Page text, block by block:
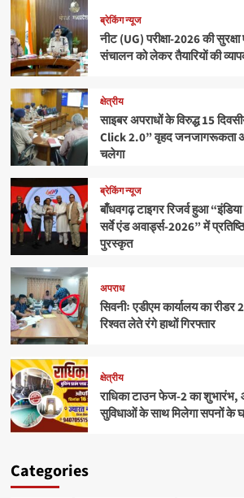
ब्रेकिंग न्यूज
नीट (UG) परीक्षा-2026 की सुरक्षा
संचालन को लेकर तैयारियों की
क्षेत्रीय
साइबर अपराधों के विरुद्ध 15
Click 2.0” वृहद जनजागरूकता
चलेगा
ब्रेकिंग न्यूज
बाँधवगढ़ टाइगर रिजर्व हुआ
सर्वे एंड अवार्ड्स-2026” में
पुरस्कृत
अपराध
सिवनीः एडीएम कार्यालय का
रिश्वत लेते रंगे हाथों गिरफ्तार
क्षेत्रीय
राधिका टाउन फेज-2 का
सुविधाओं के साथ मिलेगा सपनों के
Categories